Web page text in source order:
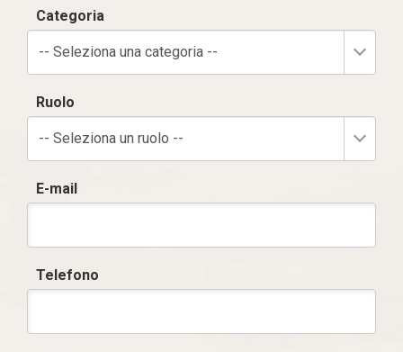
Categoria
-- Seleziona una categoria --
Ruolo
-- Seleziona un ruolo --
E-mail
Telefono